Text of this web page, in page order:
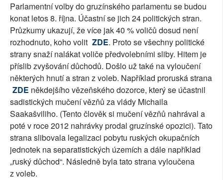
Parlamentní volby do gruzínského parlamentu se budou
konat letos 8. října. Účastní se jich 24 politických stran.
Průzkumy ukazují, že více jak 40 % voličů dosud není
rozhodnuto, koho volit ZDE. Proto se všechny politické
strany snaží nalákat voliče předvolebními sliby. Hitem je
příslib zvyšování důchodů. Došlo už také na vyloučení
některých hnutí a stran z voleb. Například proruská strana
ZDE někdejšího vězeňského dozorce, který se účastnil
sadistických mučení vězňů za vlády Michaila
Saakašviliho. (Tento člověk si mučení vězňů nahrával a
poté v roce 2012 nahrávky prodal gruzínské opozici). Tato
strana slibovala legalizaci pobytu ruských okupačních
jednotek na separatistických územích a dále například
„ruský důchod“. Následně byla tato strana vyloučena
z voleb.